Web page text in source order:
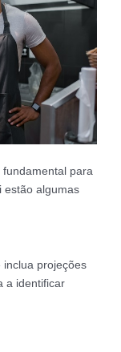
para
estão algumas
inclua projeções
a identificar